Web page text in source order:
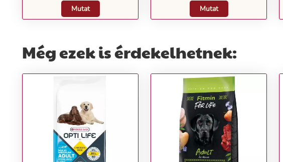
Mutat Mutat
Még ezek is érdekelhetnek: